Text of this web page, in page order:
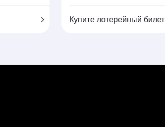
Купите лотерейный билет